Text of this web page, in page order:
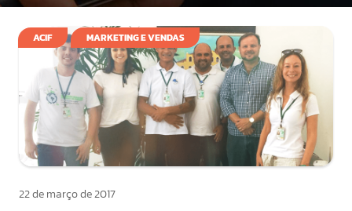
ACIF MARKETING E VENDAS
22 de março de 2017